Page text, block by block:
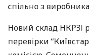
спільно з
Новий склад НКРЗІ
перевірки